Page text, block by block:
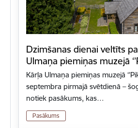
Dzimšanas dienai veltīts
Ulmaņa piemiņas muzejā
Kārļa Ulmaņa piemiņas muzejā
septembra pirmajā svētdienā –
notiek pasākums, kas…
Pasākums